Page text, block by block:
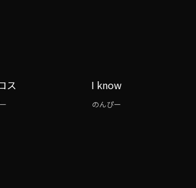
ス I know
のんぴー